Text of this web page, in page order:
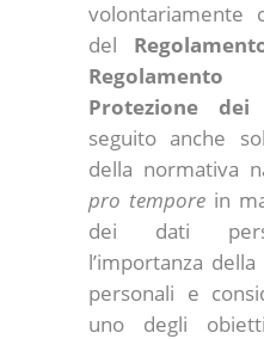
volontariamente
del
Protezione
seguito anche
della normativa
pro tempore in
dei dati
l’importanza
personali e
uno degli